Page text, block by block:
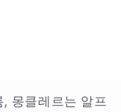
몽클레르는 알프